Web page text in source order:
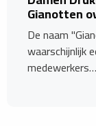
Gianotten
De naam
waarschijnlijk
medewerkers…